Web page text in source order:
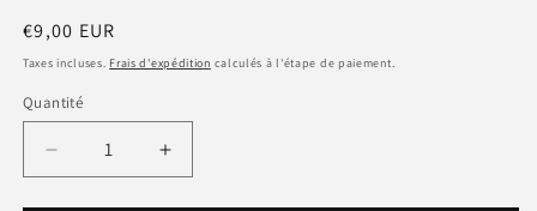
Prix
habituel
€9,00 EUR
Taxes incluses. Frais d'expédition calculés à l'étape de paiement.
Quantité
Réduire
la
Augmenter
la